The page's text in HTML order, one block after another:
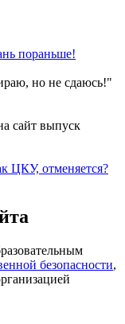
пораньше!
но не сдаюсь!"
сайт выпуск
ЦКУ, отменяется?
безопасности,